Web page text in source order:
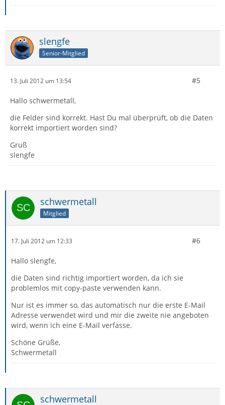
slengfe
Senior-Mitglied
13. Juli 2012 um 13:54 #5
Hallo schwermetall,
die Felder sind korrekt. Hast Du mal überprüft, ob die Daten
korrekt importiert worden sind?
Gruß
slengfe
schwermetall
Mitglied
17. Juli 2012 um 12:33 #6
Hallo slengfe,
die Daten sind richtig importiert worden, da ich sie
problemlos mit copy-paste verwenden kann.
Nur ist es immer so, das automatisch nur die erste E-Mail
Adresse verwendet wird und mir die zweite nie angeboten
wird, wenn ich eine E-Mail verfasse.
Schöne Grüße,
Schwermetall
schwermetall